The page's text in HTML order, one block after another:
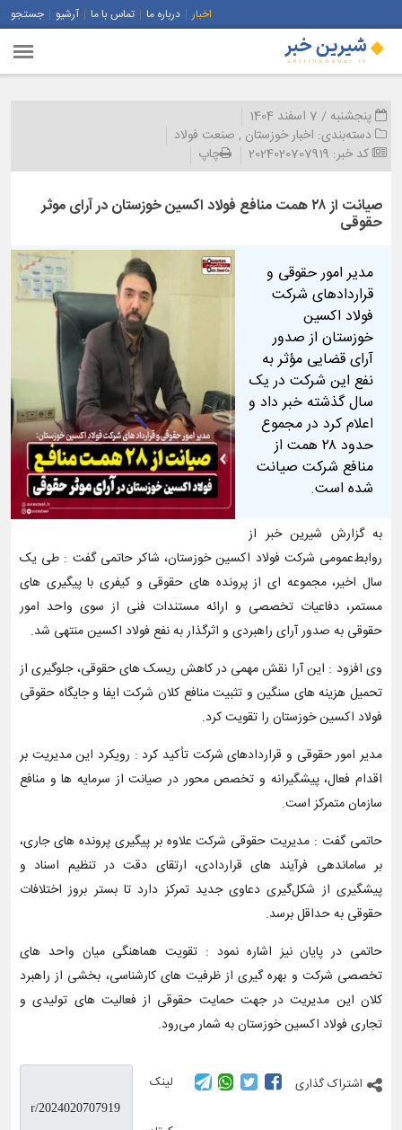
اخبار درباره ما تماس با ما آرشیو جستجو
پنجشنبه / 7 اسفند 1404
دسته‌بندی: اخبار خوزستان , صنعت فولاد
کد خبر: 2024020707919 چاپ
صیانت از ۲۸ همت منافع فولاد اکسین خوزستان در آرای موثر
حقوقی
مدیر امور حقوقی و
قراردادهای شرکت
فولاد اکسین
خوزستان از صدور
آرای قضایی مؤثر به
نفع این شرکت در یک
سال گذشته خبر داد و
اعلام کرد در مجموع
حدود ۲۸ همت از
منافع شرکت صیانت
شده است.
به گزارش شیرین خبر از
روابط‌عمومی شرکت فولاد اکسین خوزستان، شاکر حاتمی گفت : طی یک
سال اخیر، مجموعه‌ ای از پرونده‌ های حقوقی و کیفری با پیگیری‌ های
مستمر، دفاعیات تخصصی و ارائه مستندات فنی از سوی واحد امور
حقوقی به صدور آرای راهبردی و اثرگذار به نفع فولاد اکسین منتهی شد.
وی افزود : این آرا نقش مهمی در کاهش ریسک‌ های حقوقی، جلوگیری از
تحمیل هزینه‌ های سنگین و تثبیت منافع کلان شرکت ایفا و جایگاه حقوقی
فولاد اکسین خوزستان را تقویت کرد.
مدیر امور حقوقی و قراردادهای شرکت تأکید کرد : رویکرد این مدیریت بر
اقدام فعال، پیشگیرانه و تخصص‌ محور در صیانت از سرمایه‌ ها و منافع
سازمان متمرکز است.
حاتمی گفت : مدیریت حقوقی شرکت علاوه بر پیگیری پرونده‌ های جاری،
بر ساماندهی فرآیند های قراردادی، ارتقای دقت در تنظیم اسناد و
پیشگیری از شکل‌گیری دعاوی جدید تمرکز دارد تا بستر بروز اختلافات
حقوقی به حداقل برسد.
حاتمی در پایان نیز اشاره نمود : تقویت هماهنگی میان واحد های
تخصصی شرکت و بهره‌ گیری از ظرفیت‌ های کارشناسی، بخشی از راهبرد
کلان این مدیریت در جهت حمایت حقوقی از فعالیت های تولیدی و
تجاری فولاد اکسین خوزستان به شمار می‌رود.
اشتراک گذاری لینک